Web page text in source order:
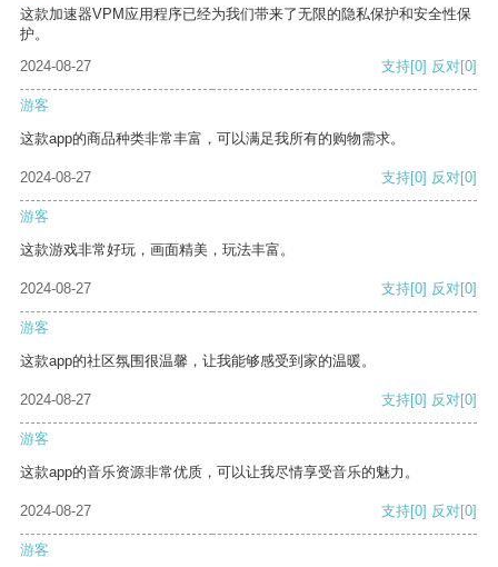
这款加速器VPM应用程序已经为我们带来了无限的隐私保护和安全性保
护。
2024-08-27
支持[0] 反对[0]
游客
这款app的商品种类非常丰富，可以满足我所有的购物需求。
2024-08-27 支持[0] 反对[0]
游客
这款游戏非常好玩，画面精美，玩法丰富。
2024-08-27 支持[0] 反对[0]
游客
这款app的社区氛围很温馨，让我能够感受到家的温暖。
2024-08-27 支持[0] 反对[0]
游客
这款app的音乐资源非常优质，可以让我尽情享受音乐的魅力。
2024-08-27 支持[0] 反对[0]
游客